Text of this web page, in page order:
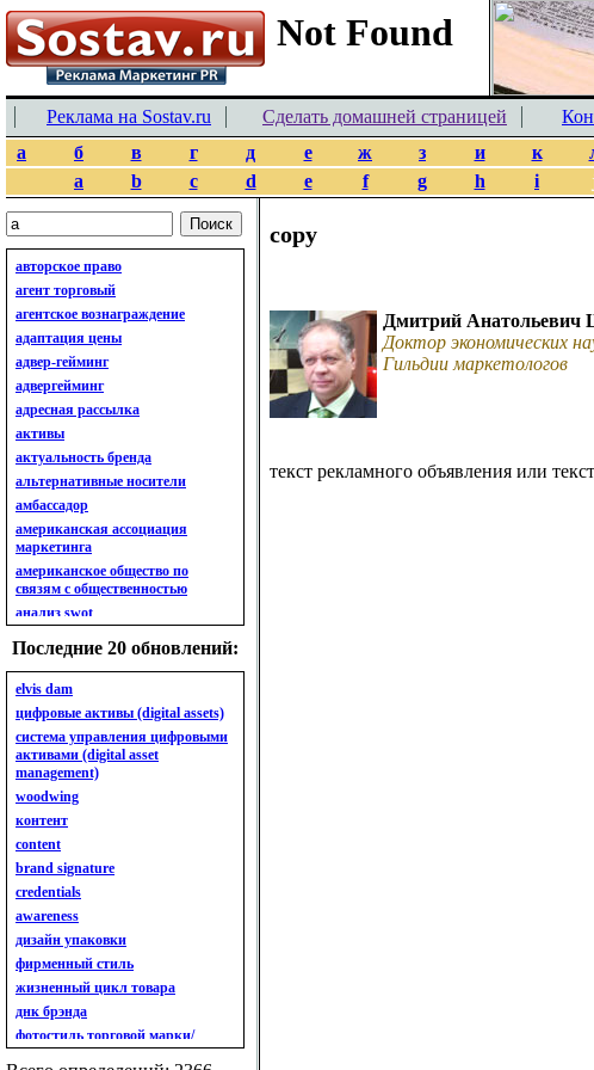
Реклама на Sostav.ru Сделать домашней страницей
а
б в г д е ж з и к
a
b c d e f g h i
авторское право
агент торговый
агентское вознаграждение
адаптация цены
адвер-гейминг
адвергейминг
адресная рассылка
активы
актуальность бренда
альтернативные носители
амбассадор
американская ассоциация
маркетинга
американское общество по
связям с общественностью
анализ swot
анализ бизнес-портфеля
анализ имиджа
анализ кластерный
анализ конкурентов
анализ кросс-культурных
особенностей
анализ мак кинси «7s»
анализ макросистемы
анализ маркетинговый
анализ рынка
анализ ситуационный
анализ экспертный
индивидуальный
анкета
ассортимент
ассортимент товарный.
планирование товарного
ассортимента
ассортимент. глубина
Последние 20 обновлений:
elvis dam
цифровые активы (digital assets)
система управления цифровыми
активами (digital asset
management)
woodwing
контент
content
brand signature
credentials
awareness
дизайн упаковки
фирменный стиль
жизненный цикл товара
днк брэнда
фотостиль торговой марки/
линейки продукции
copy
Дмитрий Анатольевич
Доктор экономических
Гильдии маркетологов
текст рекламного объявления или